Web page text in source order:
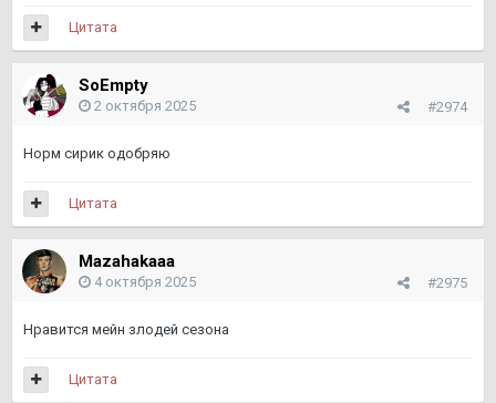
Цитата
SoEmpty
#2974
2 октября 2025
Норм сирик одобряю
Цитата
Mazahakaaa
#2975
4 октября 2025
Нравится мейн злодей сезона
Цитата